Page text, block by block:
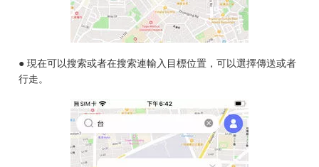
● 現在可以搜索或者在搜索連輸入目標位置，可以選擇傳送或者
行走。